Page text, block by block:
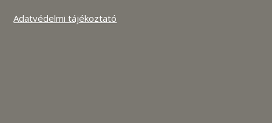
Adatvédelmi tájékoztató